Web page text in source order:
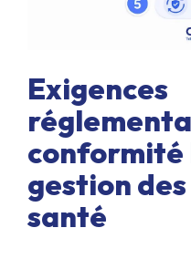
Exigences
conformité
gestion
santé